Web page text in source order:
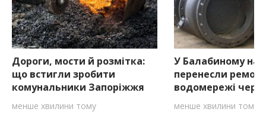
Дороги, мости й розмітка:
що встигли зробити
комунальники Запоріжжя
менше хвилини тому
У Балабиному на
перенесли
водомережі
менше хвилини тому